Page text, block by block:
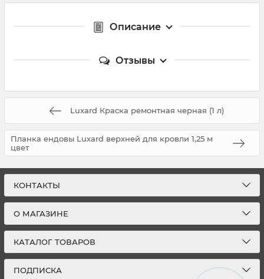
Описание
Отзывы
Luxard Краска ремонтная черная (1 л)
Планка ендовы Luxard верхней для кровли 1,25 м
цвет
КОНТАКТЫ
О МАГАЗИНЕ
КАТАЛОГ ТОВАРОВ
ПОДПИСКА